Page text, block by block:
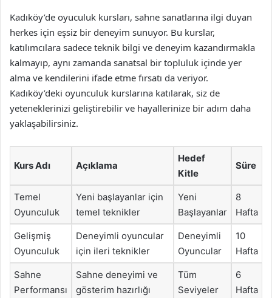
Kadıköy’de oyuculuk kursları, sahne sanatlarına ilgi duyan
herkes için eşsiz bir deneyim sunuyor. Bu kurslar,
katılımcılara sadece teknik bilgi ve deneyim kazandırmakla
kalmayıp, aynı zamanda sanatsal bir topluluk içinde yer
alma ve kendilerini ifade etme fırsatı da veriyor.
Kadıköy’deki oyunculuk kurslarına katılarak, siz de
yeteneklerinizi geliştirebilir ve hayallerinize bir adım daha
yaklaşabilirsiniz.
Kurs Adı Açıklama
Hedef
Kitle
Süre
Temel
Oyunculuk
Yeni başlayanlar için
temel teknikler
Yeni
Başlayanlar
8
Hafta
Gelişmiş
Oyunculuk
Deneyimli oyuncular
için ileri teknikler
Deneyimli
Oyuncular
10
Hafta
Sahne
Performansı
Sahne deneyimi ve
gösterim hazırlığı
Tüm
Seviyeler
6
Hafta